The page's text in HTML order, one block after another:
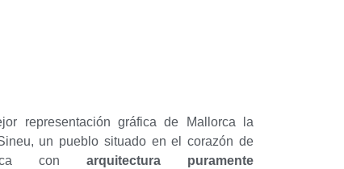
representación gráfica de Mallorca la
un pueblo situado en el corazón de
con arquitectura puramente